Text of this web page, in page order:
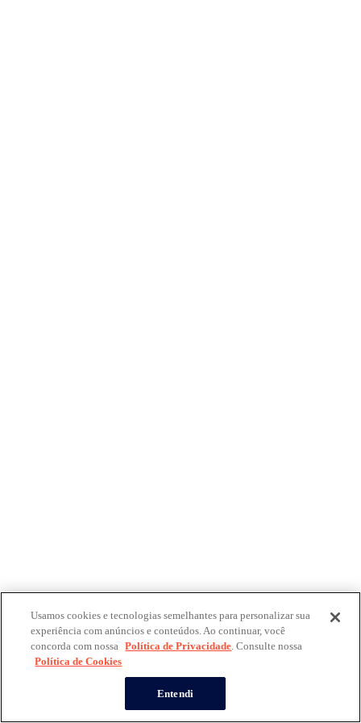
Usamos cookies e tecnologias semelhantes para personalizar sua
experiência com anúncios e conteúdos. Ao continuar, você
concorda com nossa Política de Privacidade. Consulte nossa
Política de Cookies
Entendi